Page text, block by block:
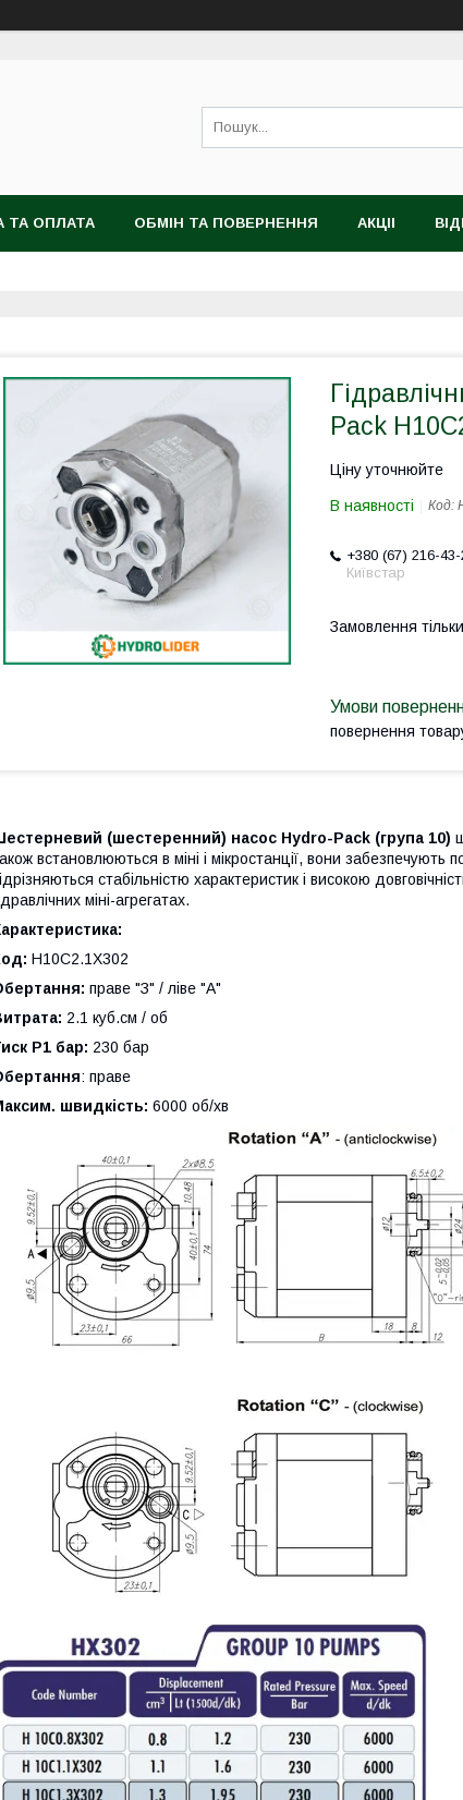
ТА ОПЛАТА ОБМІН ТА ПОВЕРНЕННЯ АКЦІІ
Pack
Ціну уточнюйте
В наявності Код:
+380 (67) 216-
Київстар
Замовлення
повернення
(шестеренний) насос Hydro-Pack (група 10)
встановлюються в міні і мікростанції, вони забезпечують
стабільністю характеристик і високою
міні-агрегатах.
H10C2.1X302
праве "З" / ліве "А"
2.1 куб.см / об
P1 бар: 230 бар
: праве
швидкість: 6000 об/хв